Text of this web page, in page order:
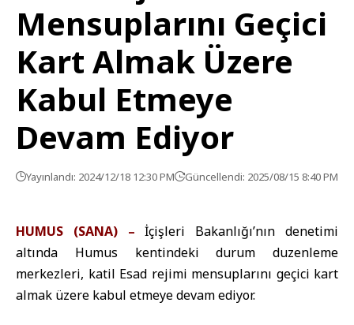
Mensuplarını Geçici
Kart Almak Üzere
Kabul Etmeye
Devam Ediyor
Yayınlandı: 2024/12/18 12:30 PM Güncellendi: 2025/08/15 8:40 PM
HUMUS (SANA) – İçişleri Bakanlığı’nın denetimi
altında Humus kentindeki durum duzenleme
merkezleri, katil Esad rejimi mensuplarını geçici kart
almak üzere kabul etmeye devam ediyor.